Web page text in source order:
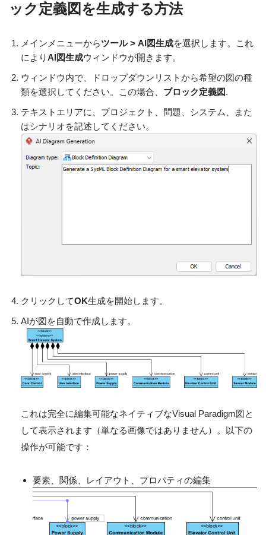
ック定義図を生成する方法
メインメニューからツール > AI図生成を選択します。これ
によりAI図生成ウィンドウが開きます。
ウィンドウ内で、ドロップダウンリストから希望の図の種
類を選択してください。この場合、 ブロック定義図.
テキストエリアに、プロジェクト、問題、システム、また
はシナリオを記述してください。
クリックしてOK生成を開始します。
AIが図を自動で作成します。
これは完全に編集可能なネイティブなVisual Paradigm図と
して表示されます（単なる画像ではありません）。以下の
操作が可能です：
要素、関係、レイアウト、プロパティの編集